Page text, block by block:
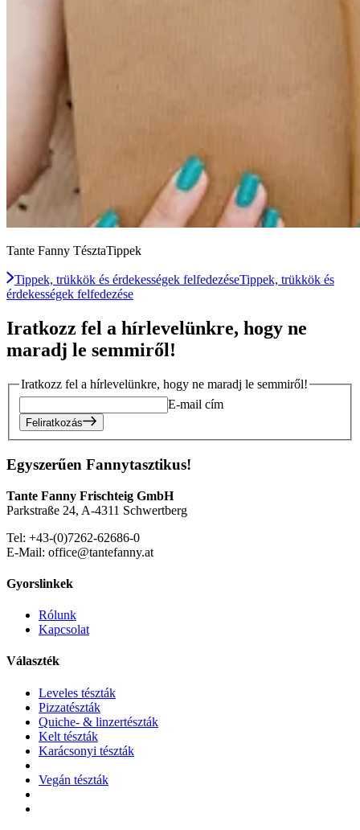
Tante Fanny TésztaTippek
Tippek, trükkök és érdekességek felfedezéseTippek, trükkök és
érdekességek felfedezése
Iratkozz fel a hírlevelünkre, hogy ne
maradj le semmiről!
Iratkozz fel a hírlevelünkre, hogy ne maradj le semmiről!
E-mail cím
Feliratkozás
Egyszerűen Fannytasztikus!
Tante Fanny Frischteig GmbH
Parkstraße 24, A-4311 Schwertberg
Tel: +43-(0)7262-62686-0
E-Mail: office@tantefanny.at
Gyorslinkek
Rólunk
Kapcsolat
Választék
Leveles tészták
Pizzatészták
Quiche- & linzertészták
Kelt tészták
Karácsonyi tészták
Vegán tészták